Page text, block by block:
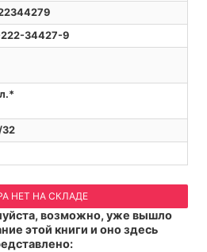
34427-9
НЕТ НА СКЛАДЕ
возможно, уже вышло
этой книги и оно здесь